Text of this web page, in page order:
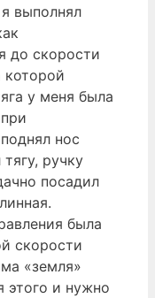
выполнял
до скорости
которой
у меня была
нос
ручку
посадил
была
скорости
«земля»
этого и нужно